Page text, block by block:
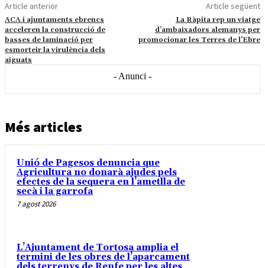
Article anterior
ACA i ajuntaments ebrencs
acceleren la construcció de
basses de laminació per
esmorteir la virulència dels
aiguats
Article següent
La Ràpita rep un viatge
d’ambaixadors alemanys per
promocionar les Terres de l’Ebre
- Anunci -
Més articles
Unió de Pagesos denuncia que
Agricultura no donarà ajudes pels
efectes de la sequera en l’ametlla de
secà i la garrofa
7 agost 2026
L’Ajuntament de Tortosa amplia el
termini de les obres de l’aparcament